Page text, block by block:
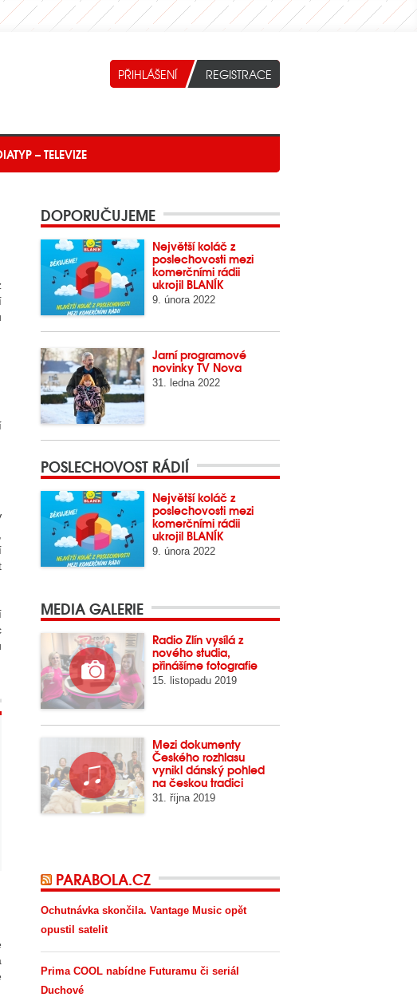
– TELEVIZE
DOPORUČUJEME
Největší koláč z
poslechovosti mezi
komerčními rádii
ukrojil BLANÍK
9. února 2022
Jarní programové
novinky TV Nova
31. ledna 2022
POSLECHOVOST RÁDIÍ
Největší koláč z
poslechovosti mezi
komerčními rádii
ukrojil BLANÍK
9. února 2022
MEDIA GALERIE
Radio Zlín vysílá z
nového studia,
přinášíme fotografie
15. listopadu 2019
Mezi dokumenty
Českého rozhlasu
vynikl dánský pohled
na českou tradici
31. října 2019
PARABOLA.CZ
Ochutnávka skončila. Vantage Music opět
opustil satelit
Prima COOL nabídne Futuramu či seriál
Duchové